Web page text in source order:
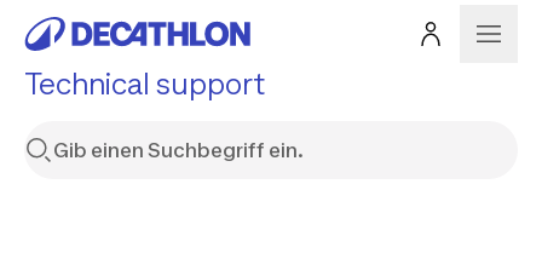
Technical support